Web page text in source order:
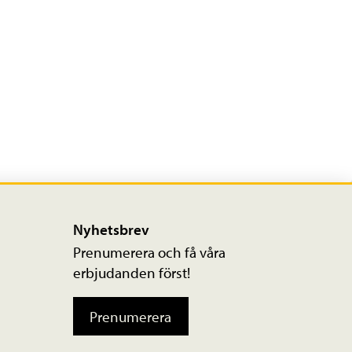
Nyhetsbrev
Prenumerera och få våra
erbjudanden först!
Prenumerera